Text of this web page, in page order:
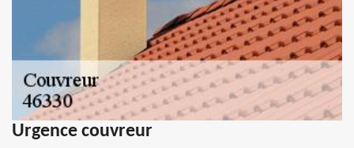
Urgence couvreur